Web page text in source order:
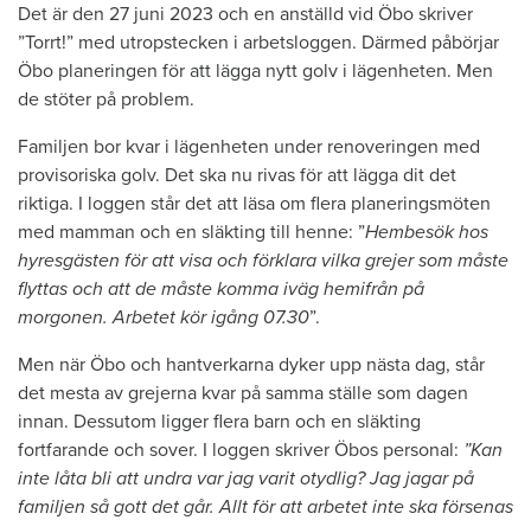
Det är den 27 juni 2023 och en anställd vid Öbo skriver
”Torrt!” med utropstecken i arbetsloggen. Därmed påbörjar
Öbo planeringen för att lägga nytt golv i lägenheten. Men
de stöter på problem.
Familjen bor kvar i lägenheten under renoveringen med
provisoriska golv. Det ska nu rivas för att lägga dit det
riktiga. I loggen står det att läsa om flera planeringsmöten
med mamman och en släkting till henne: ”Hembesök hos
hyresgästen för att visa och förklara vilka grejer som måste
flyttas och att de måste komma iväg hemifrån på
morgonen. Arbetet kör igång 07.30”.
Men när Öbo och hantverkarna dyker upp nästa dag, står
det mesta av grejerna kvar på samma ställe som dagen
innan. Dessutom ligger flera barn och en släkting
fortfarande och sover. I loggen skriver Öbos personal: ”Kan
inte låta bli att undra var jag varit otydlig? Jag jagar på
familjen så gott det går. Allt för att arbetet inte ska försenas